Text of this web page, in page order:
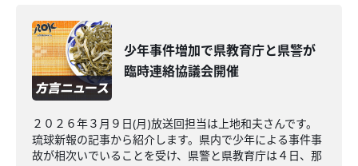
少年事件増加で県教育庁と県警が
臨時連絡協議会開催
２０２６年３月９日(月)放送回担当は上地和夫さんです。
琉球新報の記事から紹介します。県内で少年による事件事
故が相次いでいることを受け、県警と県教育庁は４日、那